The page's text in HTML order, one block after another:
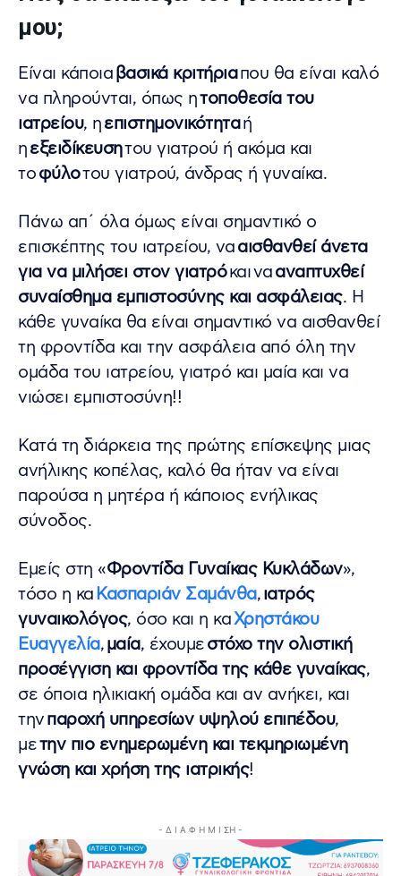
μου;
Είναι κάποιαβασικά κριτήριαπου θα είναι καλό
να πληρούνται, όπως ητοποθεσία του
ιατρείου, ηεπιστημονικότηταή
ηεξειδίκευσητου γιατρού ή ακόμα και
τοφύλοτου γιατρού, άνδρας ή γυναίκα.
Πάνω απ´ όλα όμως είναι σημαντικό ο
επισκέπτης του ιατρείου, νααισθανθεί άνετα
για να μιλήσει στον γιατρόκαινααναπτυχθεί
συναίσθημα εμπιστοσύνης και ασφάλειας. Η
κάθε γυναίκα θα είναι σημαντικό να αισθανθεί
τη φροντίδα και την ασφάλεια από όλη την
ομάδα του ιατρείου, γιατρό και μαία και να
νιώσει εμπιστοσύνη!!
Κατά τη διάρκεια της πρώτης επίσκεψης μιας
ανήλικης κοπέλας, καλό θα ήταν να είναι
παρούσα η μητέρα ή κάποιος ενήλικας
σύνοδος.
Εμείς στη «Φροντίδα Γυναίκας Κυκλάδων»,
τόσο η καΚασπαριάν Σαμάνθα,ιατρός
γυναικολόγος, όσο και η καΧρηστάκου
Ευαγγελία,μαία, έχουμεστόχο την ολιστική
προσέγγιση και φροντίδα της κάθε γυναίκας,
σε όποια ηλικιακή ομάδα και αν ανήκει, και
τηνπαροχή υπηρεσίων υψηλού επιπέδου,
μετην πιο ενημερωμένη και τεκμηριωμένη
γνώση και χρήση της ιατρικής!
- Δ Ι Α Φ Η Μ Ι ΣΗ -